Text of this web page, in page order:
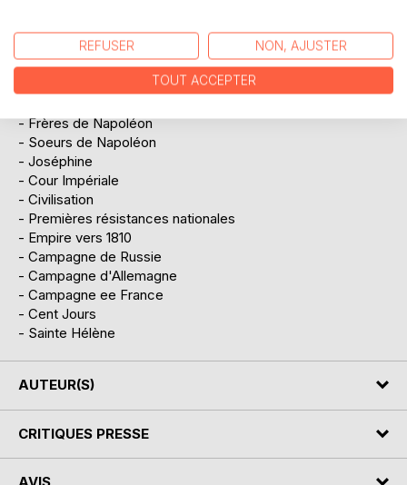
- Consulat à vie
- Napoléon empereur des français
- Institutions de l'Empire
- Frères de Napoléon
- Soeurs de Napoléon
- Joséphine
- Cour Impériale
- Civilisation
- Premières résistances nationales
- Empire vers 1810
- Campagne de Russie
- Campagne d'Allemagne
- Campagne ee France
- Cent Jours
- Sainte Hélène
AUTEUR(S)
CRITIQUES PRESSE
REFUSER NON, AJUSTER
TOUT ACCEPTER